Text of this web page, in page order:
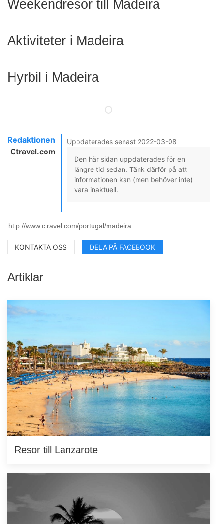
Weekendresor till Madeira
Aktiviteter i Madeira
Hyrbil i Madeira
Redaktionen
Ctravel.com
Uppdaterades senast 2022-03-08
Den här sidan uppdaterades för en
längre tid sedan. Tänk därför på att
informationen kan (men behöver inte)
vara inaktuell.
KONTAKTA OSS DELA PÅ FACEBOOK
Artiklar
Resor till Lanzarote